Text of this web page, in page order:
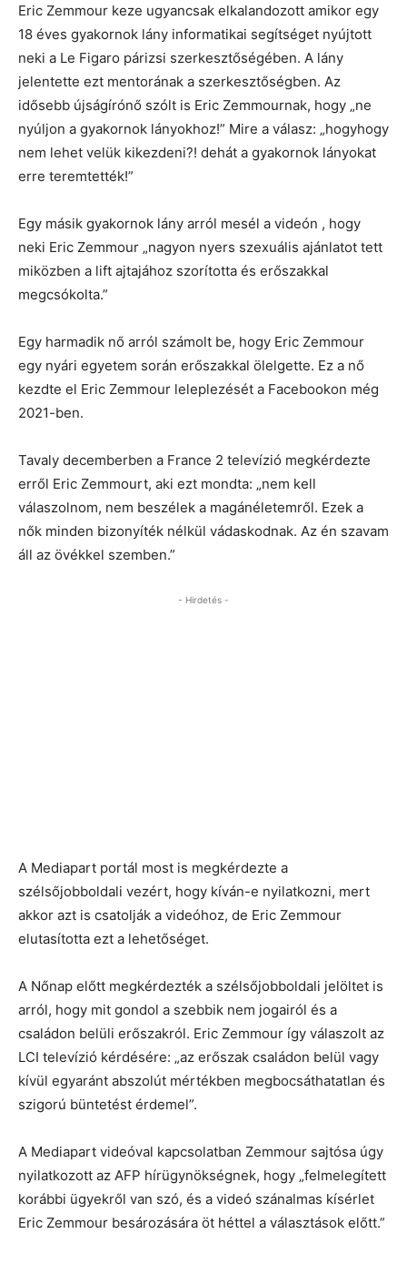
Eric Zemmour keze ugyancsak elkalandozott amikor egy
18 éves gyakornok lány informatikai segítséget nyújtott
neki a Le Figaro párizsi szerkesztőségében. A lány
jelentette ezt mentorának a szerkesztőségben. Az
idősebb újságírónő szólt is Eric Zemmournak, hogy „ne
nyúljon a gyakornok lányokhoz!” Mire a válasz: „hogyhogy
nem lehet velük kikezdeni?! dehát a gyakornok lányokat
erre teremtették!”
Egy másik gyakornok lány arról mesél a videón , hogy
neki Eric Zemmour „nagyon nyers szexuális ajánlatot tett
miközben a lift ajtajához szorította és erőszakkal
megcsókolta.”
Egy harmadik nő arról számolt be, hogy Eric Zemmour
egy nyári egyetem során erőszakkal ölelgette. Ez a nő
kezdte el Eric Zemmour leleplezését a Facebookon még
2021-ben.
Tavaly decemberben a France 2 televízió megkérdezte
erről Eric Zemmourt, aki ezt mondta: „nem kell
válaszolnom, nem beszélek a magánéletemről. Ezek a
nők minden bizonyíték nélkül vádaskodnak. Az én szavam
áll az övékkel szemben.”
- Hirdetés -
A Mediapart portál most is megkérdezte a
szélsőjobboldali vezért, hogy kíván-e nyilatkozni, mert
akkor azt is csatolják a videóhoz, de Eric Zemmour
elutasította ezt a lehetőséget.
A Nőnap előtt megkérdezték a szélsőjobboldali jelöltet is
arról, hogy mit gondol a szebbik nem jogairól és a
családon belüli erőszakról. Eric Zemmour így válaszolt az
LCI televízió kérdésére: „az erőszak családon belül vagy
kívül egyaránt abszolút mértékben megbocsáthatatlan és
szigorú büntetést érdemel”.
A Mediapart videóval kapcsolatban Zemmour sajtósa úgy
nyilatkozott az AFP hírügynökségnek, hogy „felmelegített
korábbi ügyekről van szó, és a videó szánalmas kísérlet
Eric Zemmour besározására öt héttel a választások előtt.”